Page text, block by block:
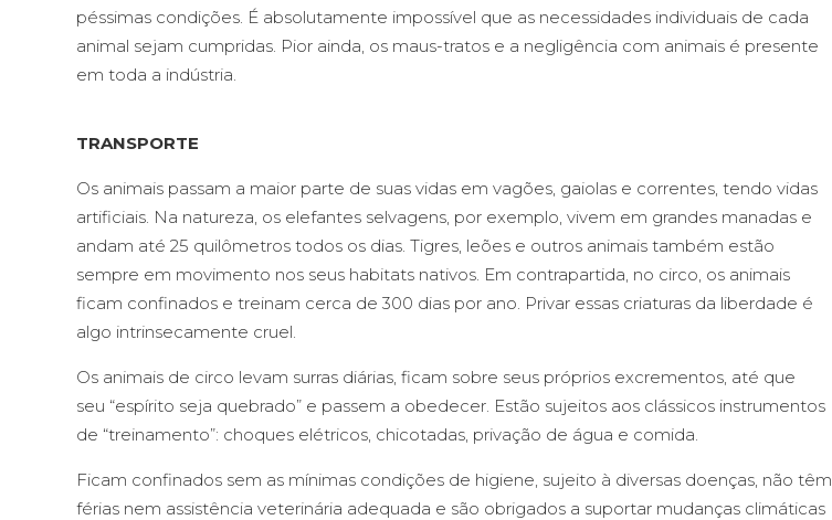
péssimas condições. É absolutamente impossível que as necessidades individuais de cada
animal sejam cumpridas. Pior ainda, os maus-tratos e a negligência com animais é presente
em toda a indústria.
TRANSPORTE
Os animais passam a maior parte de suas vidas em vagões, gaiolas e correntes, tendo vidas
artificiais. Na natureza, os elefantes selvagens, por exemplo, vivem em grandes manadas e
andam até 25 quilômetros todos os dias. Tigres, leões e outros animais também estão
sempre em movimento nos seus habitats nativos. Em contrapartida, no circo, os animais
ficam confinados e treinam cerca de 300 dias por ano. Privar essas criaturas da liberdade é
algo intrinsecamente cruel.
Os animais de circo levam surras diárias, ficam sobre seus próprios excrementos, até que
seu “espírito seja quebrado” e passem a obedecer. Estão sujeitos aos clássicos instrumentos
de “treinamento”: choques elétricos, chicotadas, privação de água e comida.
Ficam confinados sem as mínimas condições de higiene, sujeito à diversas doenças, não têm
férias nem assistência veterinária adequada e são obrigados a suportar mudanças climáticas